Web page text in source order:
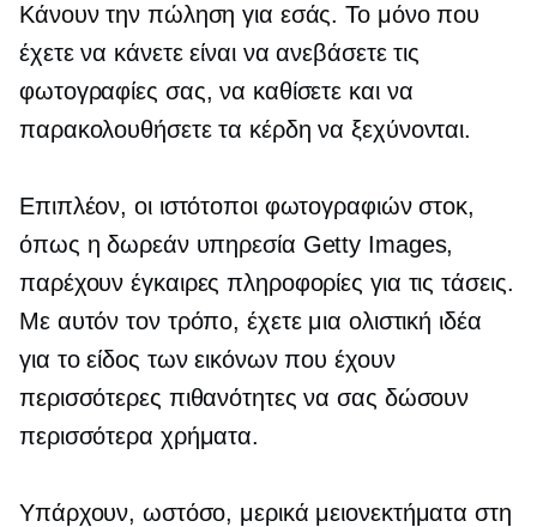
Κάνουν την πώληση για εσάς. Το μόνο που
έχετε να κάνετε είναι να ανεβάσετε τις
φωτογραφίες σας, να καθίσετε και να
παρακολουθήσετε τα κέρδη να ξεχύνονται.
Επιπλέον, οι ιστότοποι φωτογραφιών στοκ,
όπως η δωρεάν υπηρεσία Getty Images,
παρέχουν έγκαιρες πληροφορίες για τις τάσεις.
Με αυτόν τον τρόπο, έχετε μια ολιστική ιδέα
για το είδος των εικόνων που έχουν
περισσότερες πιθανότητες να σας δώσουν
περισσότερα χρήματα.
Υπάρχουν, ωστόσο, μερικά μειονεκτήματα στη